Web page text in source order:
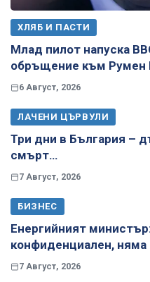
ХЛЯБ И ПАСТИ
Млад пилот напуска
обръщение към Румен
6 Август, 2026
ЛАЧЕНИ ЦЪРВУЛИ
Три дни в България –
смърт…
7 Август, 2026
БИЗНЕС
Енергийният
конфиденциален, няма
7 Август, 2026